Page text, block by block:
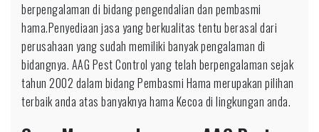
berpengalaman di bidang pengendalian dan pembasmi
hama.Penyediaan jasa yang berkualitas tentu berasal dari
perusahaan yang sudah memiliki banyak pengalaman di
bidangnya. AAG Pest Control yang telah berpengalaman sejak
tahun 2002 dalam bidang Pembasmi Hama merupakan pilihan
terbaik anda atas banyaknya hama Kecoa di lingkungan anda.